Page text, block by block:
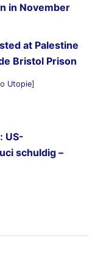
in November
at Palestine
Bristol Prison
Utopie]
US-
schuldig –